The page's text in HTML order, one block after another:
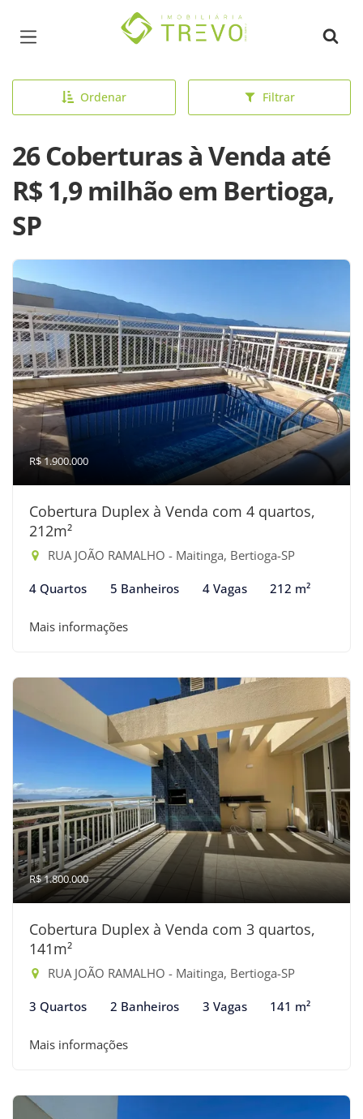
Página inicial
Ordenar Filtrar
26 Coberturas à Venda até
R$ 1,9 milhão em Bertioga,
SP
R$ 1.900.000
Cobertura Duplex à Venda com 4 quartos,
212m²
RUA JOÃO RAMALHO - Maitinga, Bertioga-SP
4 Quartos 5 Banheiros 4 Vagas 212 m²
Mais informações
R$ 1.800.000
Cobertura Duplex à Venda com 3 quartos,
141m²
RUA JOÃO RAMALHO - Maitinga, Bertioga-SP
3 Quartos 2 Banheiros 3 Vagas 141 m²
Mais informações